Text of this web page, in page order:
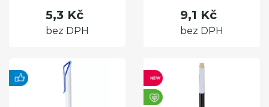
5,3 Kč
bez DPH
9,1 Kč
bez DPH